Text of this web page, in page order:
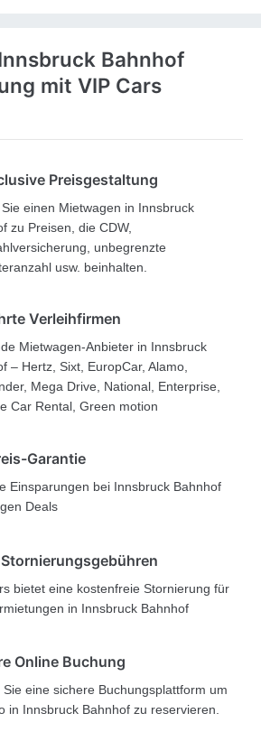
Bahnhof
mit VIP Cars
Preisgestaltung
einen Mietwagen in Innsbruck
zu Preisen, die CDW,
unbegrenzte
usw. beinhalten.
Verleihfirmen
Mietwagen-Anbieter in Innsbruck
– Hertz, Sixt, EuropCar, Alamo,
Mega Drive, National, Enterprise,
Car Rental, Green motion
Garantie
Einsparungen bei Innsbruck Bahnhof
Deals
Stornierungsgebühren
bietet eine kostenfreie Stornierung für
in Innsbruck Bahnhof
Online Buchung
Sie eine sichere Buchungsplattform um
in Innsbruck Bahnhof zu reservieren.